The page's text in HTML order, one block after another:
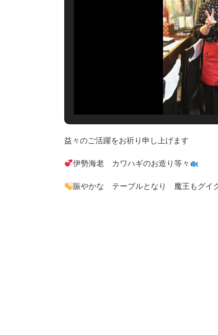
益々のご活躍をお祈り申し上げます
伊勢海老 カワハギのお造り等々
賑やかな テーブルとなり 魔王もグイ